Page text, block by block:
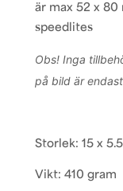
är max 52 x 80
speedlites
Obs! Inga
på bild är
Storlek: 15 x
Vikt: 410 gram